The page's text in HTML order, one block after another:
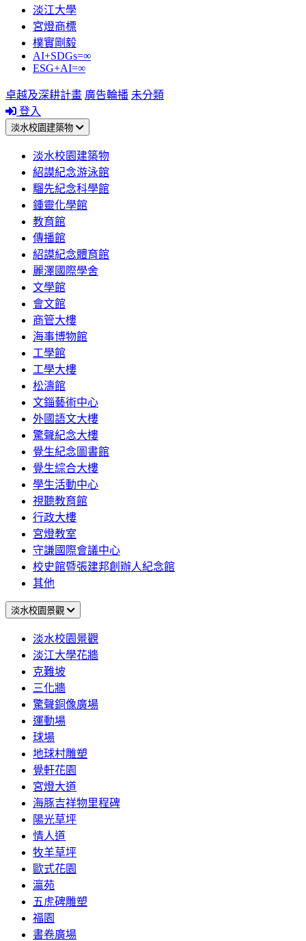
淡江大學
宮燈商標
樸實剛毅
AI+SDGs=∞
ESG+AI=∞
卓越及深耕計畫 廣告輪播 未分類
登入
淡水校園建築物
淡水校園建築物
紹謨紀念游泳館
騮先紀念科學館
鍾靈化學館
教育館
傳播館
紹謨紀念體育館
麗澤國際學舍
文學館
會文館
商管大樓
海事博物館
工學館
工學大樓
松濤館
文錙藝術中心
外國語文大樓
驚聲紀念大樓
覺生紀念圖書館
覺生綜合大樓
學生活動中心
視聽教育館
行政大樓
宮燈教室
守謙國際會議中心
校史館暨張建邦創辦人紀念館
其他
淡水校園景觀
淡水校園景觀
淡江大學花牆
克難坡
三化牆
驚聲銅像廣場
運動場
球場
地球村雕塑
覺軒花園
宮燈大道
海豚吉祥物里程碑
陽光草坪
情人道
牧羊草坪
歐式花園
瀛苑
五虎碑雕塑
福園
書卷廣場